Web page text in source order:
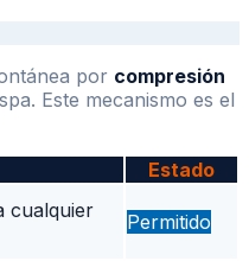
por compresión
Este mecanismo es el
Estado
cualquier
Permitido